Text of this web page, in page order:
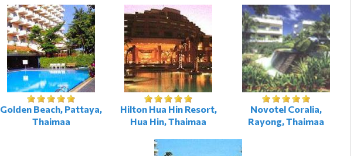
Golden Beach, Pattaya,
Thaimaa
Hilton Hua Hin Resort,
Hua Hin, Thaimaa
Novotel Coralia,
Rayong, Thaimaa